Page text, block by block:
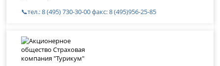
📞тел.: 8 (495) 730-30-00 факс: 8 (495)956-25-85